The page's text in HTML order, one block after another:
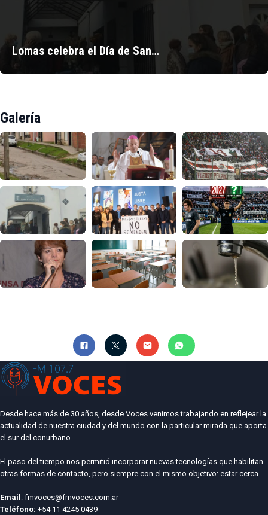
Lomas celebra el Día de San…
Galería
Desde hace más de 30 años, desde Voces venimos trabajando en reflejear la
actualidad de nuestra ciudad y del mundo con la particular mirada que aporta
el sur del conurbano.
El paso del tiempo nos permitió incorporar nuevas tecnologías que habilitan
otras formas de contacto, pero siempre con el mismo objetivo: estar cerca.
Email : fmvoces@fmvoces.com.ar
Teléfono: +54 11 4245 0439